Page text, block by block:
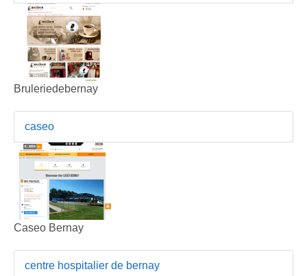
Bruleriedebernay
caseo
Caseo Bernay
centre hospitalier de bernay